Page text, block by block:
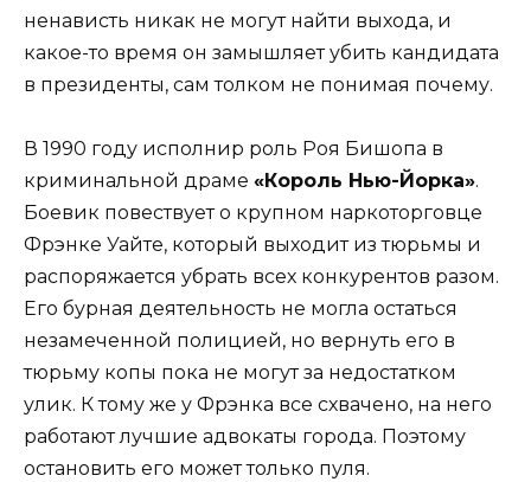
ненависть никак не могут найти выхода, и
какое-то время он замышляет убить кандидата
в президенты, сам толком не понимая почему.
В 1990 году исполнир роль Роя Бишопа в
криминальной драме «Король Нью-Йорка».
Боевик повествует о крупном наркоторговце
Фрэнке Уайте, который выходит из тюрьмы и
распоряжается убрать всех конкурентов разом.
Его бурная деятельность не могла остаться
незамеченной полицией, но вернуть его в
тюрьму копы пока не могут за недостатком
улик. К тому же у Фрэнка все схвачено, на него
работают лучшие адвокаты города. Поэтому
остановить его может только пуля.